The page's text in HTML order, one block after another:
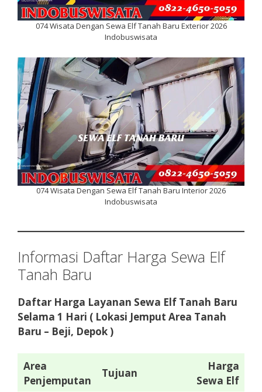
074 Wisata Dengan Sewa Elf Tanah Baru Exterior 2026
Indobuswisata
074 Wisata Dengan Sewa Elf Tanah Baru Interior 2026
Indobuswisata
Informasi Daftar Harga Sewa Elf
Tanah Baru
Daftar Harga Layanan Sewa Elf Tanah Baru
Selama 1 Hari ( Lokasi Jemput Area Tanah
Baru – Beji, Depok )
Area
Penjemputan
Tujuan
Harga
Sewa Elf